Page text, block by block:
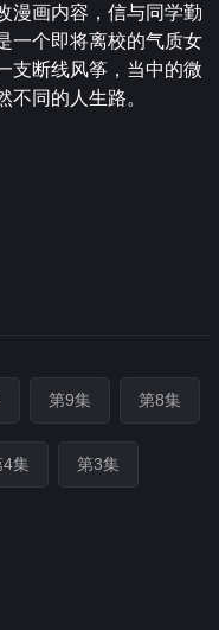
漫画内容，信与同学勤
一个即将离校的气质女
支断线风筝，当中的微
不同的人生路。
第9集 第8集
4集 第3集